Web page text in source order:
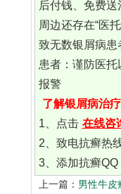
后付钱、免费送
周边还存在“医
致无数银屑病患
患者：谨防医
报警
了解银屑病治
1、点击 在线咨
2、致电抗癣热
3、添加抗癣QQ
上一篇： 男性牛皮